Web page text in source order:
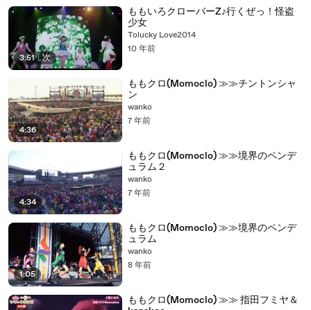
3:51 | 次
ももいろクローバーZ♪行くぜっ！怪盗
少女
Tolucky Love2014
10 年前
4:36
ももクロ(Momoclo) ≫≫チントンシャ
ン
wanko
7 年前
4:34
ももクロ(Momoclo) ≫≫境界のペンデ
ュラム２
wanko
7 年前
1:05
ももクロ(Momoclo) ≫≫境界のペンデ
ュラム
wanko
8 年前
ももクロ(Momoclo) ≫≫ 指田フミヤ＆